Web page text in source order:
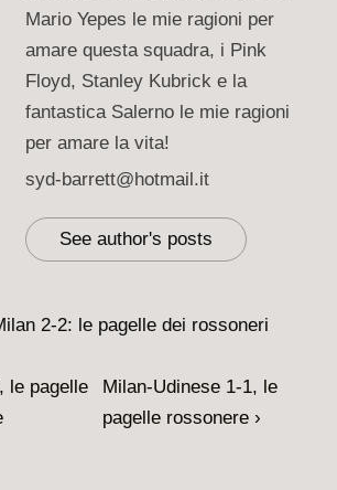
Mario Yepes le mie ragioni per
amare questa squadra, i Pink
Floyd, Stanley Kubrick e la
fantastica Salerno le mie ragioni
per amare la vita!
syd-barrett@hotmail.it
See author's posts
le pagelle
Il
prossimo
Milan-Udinese 1-1, le
pagelle rossonere ›